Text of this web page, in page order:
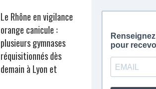
Le Rhône en vigilance
orange canicule :
plusieurs gymnases
réquisitionnés dès
demain à Lyon et